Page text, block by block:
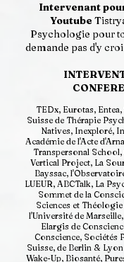
Intervenant
Youtube
Psychologie pour
demande pas d'y
TEDx, Eurotas,
Suisse de Thérapie
Natives, Inexploré,
Académie de l'Acte
Transpersonal
Vertical Project, La
Bayssac,
LUEUR, ABCTalk, La
Sommet de la
Sciences et
l'Université de
Elargis de
Conscience, Sociétés
Suisse, de Berlin &
Wake-Up, Biosanté,